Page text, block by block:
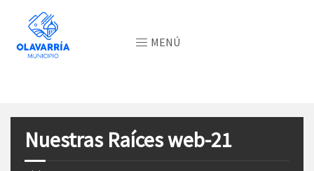
MENÚ
Nuestras Raíces web-21